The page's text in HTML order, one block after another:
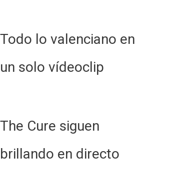
Todo lo valenciano en
un solo vídeoclip
The Cure siguen
brillando en directo